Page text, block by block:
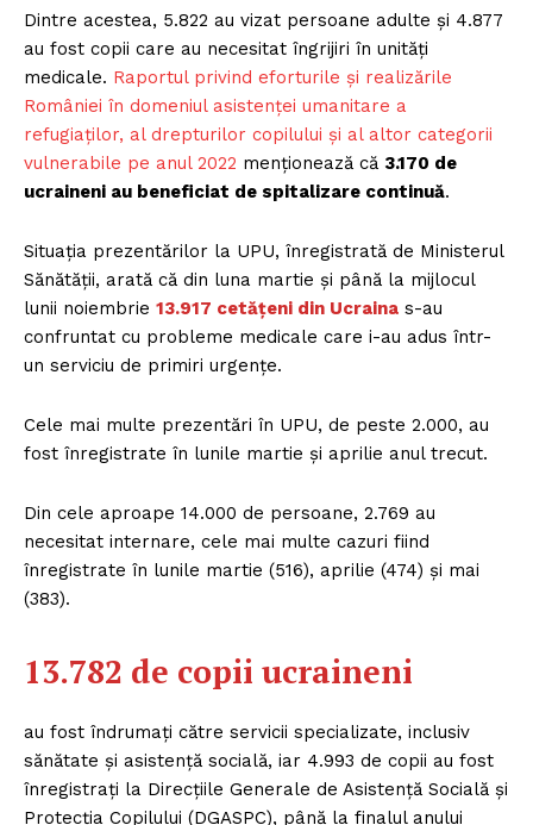
Dintre acestea, 5.822 au vizat persoane adulte și 4.877
au fost copii care au necesitat îngrijiri în unități
medicale. Raportul privind eforturile și realizările
României în domeniul asistenței umanitare a
refugiaților, al drepturilor copilului și al altor categorii
vulnerabile pe anul 2022 menționează că 3.170 de
ucraineni au beneficiat de spitalizare continuă.
Situația prezentărilor la UPU, înregistrată de Ministerul
Sănătății, arată că din luna martie și până la mijlocul
lunii noiembrie 13.917 cetățeni din Ucraina s-au
confruntat cu probleme medicale care i-au adus într-
un serviciu de primiri urgențe.
Cele mai multe prezentări în UPU, de peste 2.000, au
fost înregistrate în lunile martie și aprilie anul trecut.
Din cele aproape 14.000 de persoane, 2.769 au
necesitat internare, cele mai multe cazuri fiind
înregistrate în lunile martie (516), aprilie (474) și mai
(383).
13.782 de copii ucraineni
au fost îndrumați către servicii specializate, inclusiv
sănătate și asistență socială, iar 4.993 de copii au fost
înregistrați la Direcțiile Generale de Asistență Socială și
Protecția Copilului (DGASPC), până la finalul anului